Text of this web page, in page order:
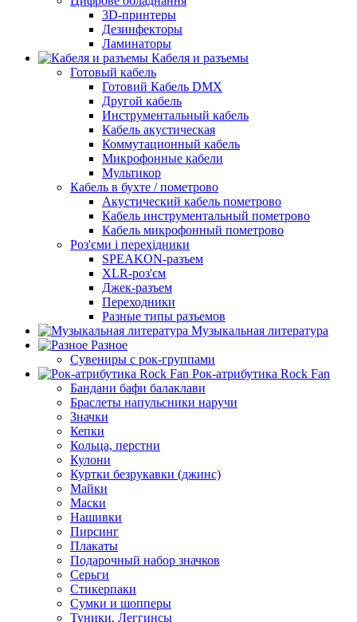
3D-принтеры
Дезинфекторы
Ламинаторы
Кабеля и разъемы
Готовый кабель
Готовий Кабель DMX
Другой кабель
Инструментальный кабель
Кабель акустическая
Коммутационный кабель
Микрофонные кабели
Мультикор
Кабель в бухте / пометрово
Акустический кабель пометрово
Кабель инструментальный пометрово
Кабель микрофонный пометрово
Роз'єми і перехідники
SPEAKON-разъем
XLR-роз'єм
Джек-разъем
Переходники
Разные типы разъемов
Музыкальная литература
Разное
Сувениры с рок-группами
Рок-атрибутика Rock Fan
Бандани бафи балаклави
Браслеты напульсники наручи
Значки
Кепки
Кольца, перстни
Кулони
Куртки безрукавки (джинс)
Майки
Маски
Нашивки
Пирсинг
Плакаты
Подарочный набор значков
Серьги
Стикерпаки
Сумки и шопперы
Туники, Леггинсы